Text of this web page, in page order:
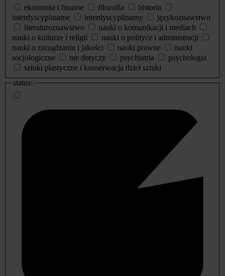
ekonomia i finanse
filozofia
historia
interdyscyplinarne
interdyscyplinarny
językoznawstwo
literaturoznawstwo
nauki o komunikacji i mediach
nauki o kulturze i religii
nauki o polityce i administracji
nauki o zarządzaniu i jakości
nauki prawne
nauki
socjologiczne
nie dotyczy psychiatria
psychologia
sztuki plastyczne i konserwacja dzieł sztuki
status: